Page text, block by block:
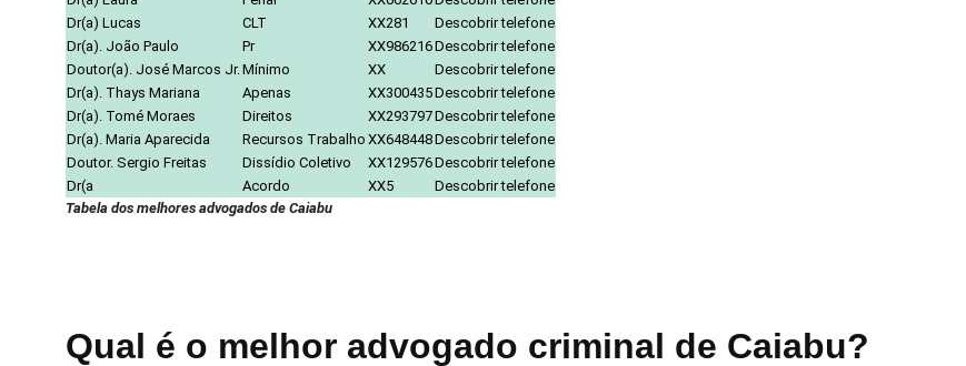
Dr(a) Lucas
CLT XX281
Descobrir telefone
Dr(a). João Paulo
Pr XX986216Descobrir telefone
Doutor(a). José Marcos Jr. Mínimo XX
Descobrir telefone
Dr(a). Thays Mariana
Apenas XX300435Descobrir telefone
Dr(a). Tomé Moraes
Direitos XX293797Descobrir telefone
Dr(a). Maria Aparecida
Recursos Trabalho XX648448Descobrir telefone
Doutor. Sergio Freitas
Dissídio Coletivo XX129576Descobrir telefone
Dr(a
Acordo XX5
Descobrir telefone
Tabela dos melhores advogados de Caiabu
Qual é o melhor advogado criminal de Caiabu?